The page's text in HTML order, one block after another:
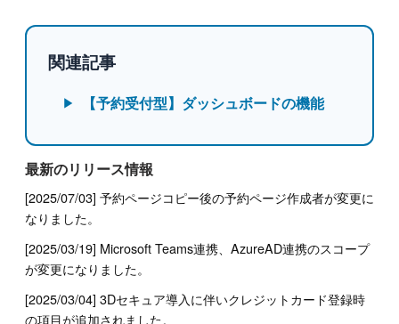
関連記事
【予約受付型】ダッシュボードの機能
最新のリリース情報
[2025/07/03] 予約ページコピー後の予約ページ作成者が変更に
なりました。
[2025/03/19] Microsoft Teams連携、AzureAD連携のスコープ
が変更になりました。
[2025/03/04] 3Dセキュア導入に伴いクレジットカード登録時
の項目が追加されました。